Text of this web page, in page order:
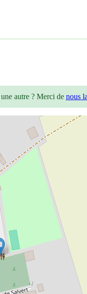
autre ? Merci de nous